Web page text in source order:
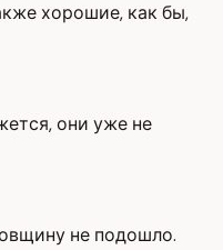
хорошие, как бы,
они уже не
не подошло.